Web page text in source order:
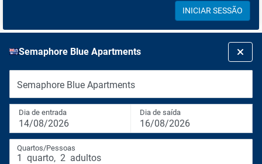
INICIAR SESSÃO
Semaphore Blue Apartments
Semaphore Blue Apartments
Dia de entrada
14/08/2026
Dia de saída
16/08/2026
Quartos/Pessoas
1 quarto, 2 adultos